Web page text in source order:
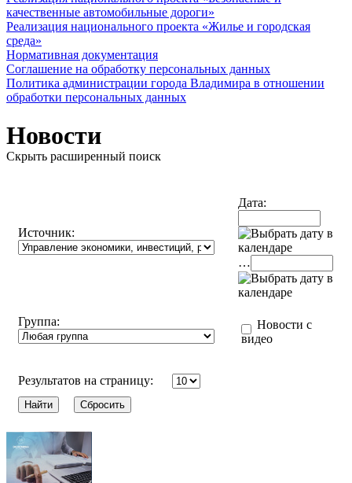
качественные автомобильные дороги»
Реализация национального проекта «Жилье и городская
среда»
Нормативная документация
Соглашение на обработку персональных данных
Политика администрации города Владимира в отношении
обработки персональных данных
Новости
Скрыть расширенный поиск
Источник:
Дата:
…
Группа:
Новости с
видео
Результатов на страницу: